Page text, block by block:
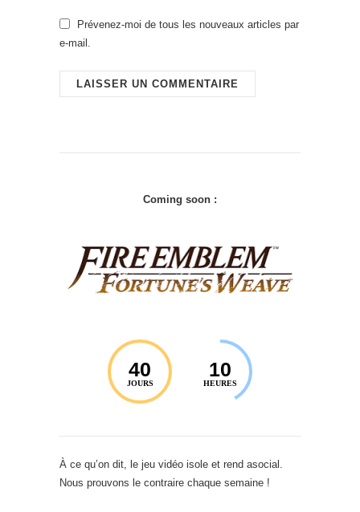
Prévenez-moi de tous les nouveaux articles par
e-mail.
Coming soon :
40
JOURS
10
HEURES
À ce qu’on dit, le jeu vidéo isole et rend asocial.
Nous prouvons le contraire chaque semaine !